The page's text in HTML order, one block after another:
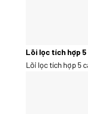
Lõi lọc tích hợp
Lõi lọc tích hợp 5